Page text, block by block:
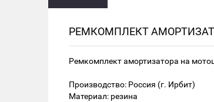
РЕМКОМПЛЕКТ
Ремкомплект амортизатора на
Производство: Россия (г. Ирбит)
Материал: резина